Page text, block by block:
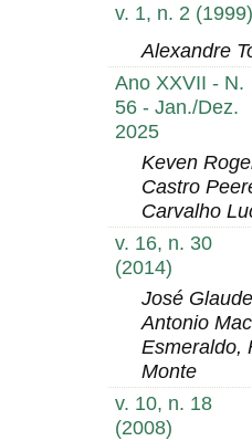
v. 1, n. 2 (1999)
Alexandre
Ano XXVII - N.
56 - Jan./Dez.
2025
Keven
Castro
Carvalho
v. 16, n. 30
(2014)
José
Antonio
Esmeraldo,
Monte
v. 10, n. 18
(2008)